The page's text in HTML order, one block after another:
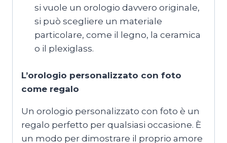
si vuole un orologio davvero originale,
si può scegliere un materiale
particolare, come il legno, la ceramica
o il plexiglass.
L’orologio personalizzato con foto
come regalo
Un orologio personalizzato con foto è un
regalo perfetto per qualsiasi occasione. È
un modo per dimostrare il proprio amore